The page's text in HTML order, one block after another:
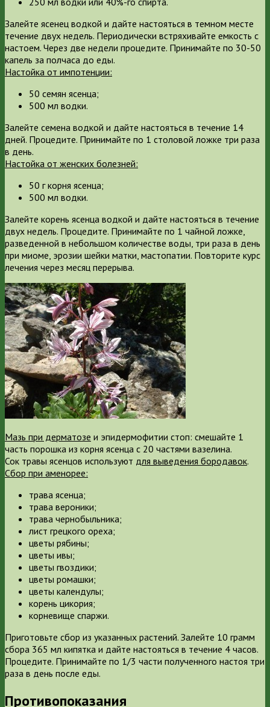
Залейте ясенец водкой и дайте настояться в темном месте
течение двух недель. Периодически встряхивайте емкость с
настоем. Через две недели процедите. Принимайте по 30-50
капель за полчаса до еды.
Настойка от импотенции:
50 семян ясенца;
500 мл водки.
Залейте семена водкой и дайте настояться в течение 14
дней. Процедите. Принимайте по 1 столовой ложке три раза
в день.
Настойка от женских болезней:
50 г корня ясенца;
500 мл водки.
Залейте корень ясенца водкой и дайте настояться в течение
двух недель. Процедите. Принимайте по 1 чайной ложке,
разведенной в небольшом количестве воды, три раза в день
при миоме, эрозии шейки матки, мастопатии. Повторите курс
лечения через месяц перерыва.
Мазь при дерматозе и эпидермофитии стоп: смешайте 1
часть порошка из корня ясенца с 20 частями вазелина.
Сок травы ясенцов используют для выведения бородавок.
Сбор при аменорее:
трава ясенца;
трава вероники;
трава чернобыльника;
лист грецкого ореха;
цветы рябины;
цветы ивы;
цветы гвоздики;
цветы ромашки;
цветы календулы;
корень цикория;
корневище спаржи.
Приготовьте сбор из указанных растений. Залейте 10 грамм
сбора 365 мл кипятка и дайте настояться в течение 4 часов.
Процедите. Принимайте по 1/3 части полученного настоя три
раза в день после еды.
Противопоказания